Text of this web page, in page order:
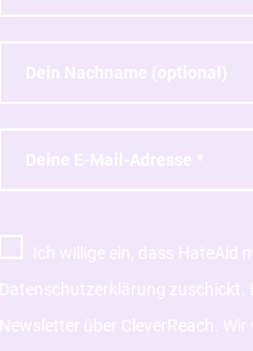
Ich willige ein, dass HateAid
Datenschutzerklärung zuschickt.
Newsletter über CleverReach.